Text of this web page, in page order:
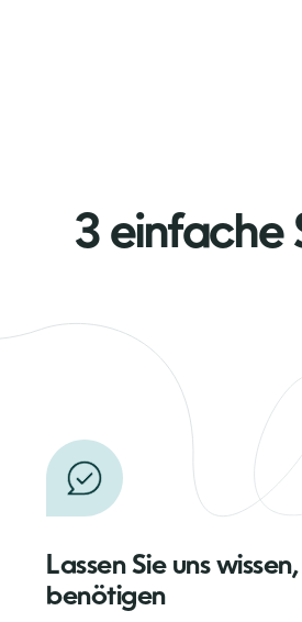
3 einfache
Lassen Sie uns
benötigen